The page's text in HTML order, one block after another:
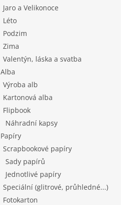
Jaro a Velikonoce
Léto
Podzim
Zima
Valentýn, láska a svatba
Alba
Výroba alb
Kartonová alba
Flipbook
Náhradní kapsy
Papíry
Scrapbookové papíry
Sady papírů
Jednotlivé papíry
Speciální (glitrové, průhledné...)
Fotokarton